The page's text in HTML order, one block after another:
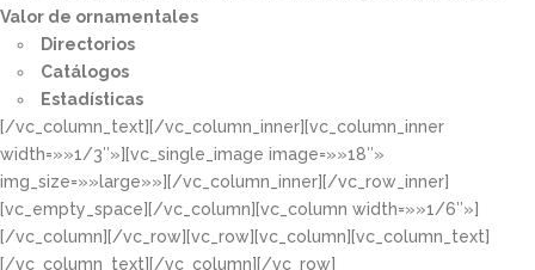
Valor de ornamentales​
Directorios​
Catálogos​
Estadísticas
[/vc_column_text][/vc_column_inner][vc_column_inner
width=»»1/3″»][vc_single_image image=»»18″»
img_size=»»large»»][/vc_column_inner][/vc_row_inner]
[vc_empty_space][/vc_column][vc_column width=»»1/6″»]
[/vc_column][/vc_row][vc_row][vc_column][vc_column_text]
[/vc_column_text][/vc_column][/vc_row]